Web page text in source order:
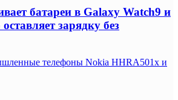
батареи в Galaxy Watch9 и
зарядку без
телефоны Nokia HHRA501x и